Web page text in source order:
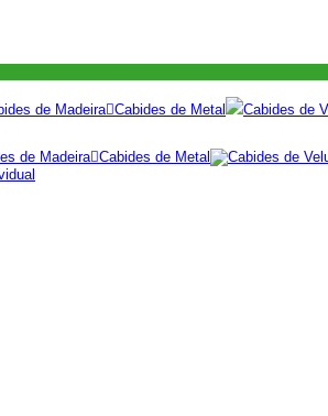
de Madeira Cabides de Metal Cabides de
de Madeira Cabides de Metal